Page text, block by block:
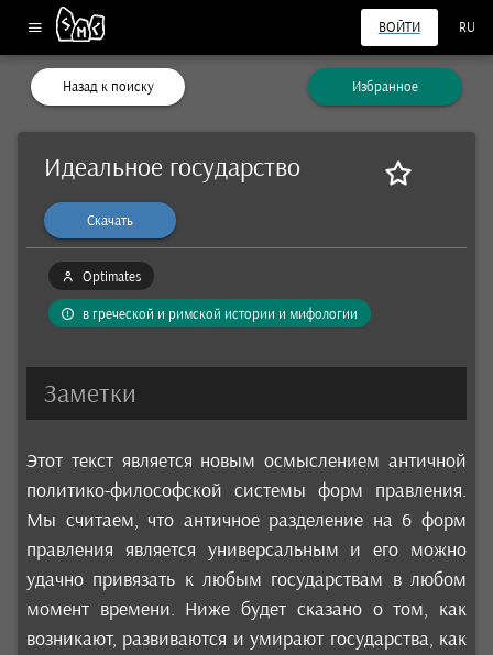
ВОЙТИ RU
Назад к поиску Избранное
Идеальное государство
Скачать
Optimates
в греческой и римской истории и мифологии
Заметки
Этот текст является новым осмыслением античной
политико-философской системы форм правления.
Мы считаем, что античное разделение на 6 форм
правления является универсальным и его можно
удачно привязать к любым государствам в любом
момент времени. Ниже будет сказано о том, как
возникают, развиваются и умирают государства, как